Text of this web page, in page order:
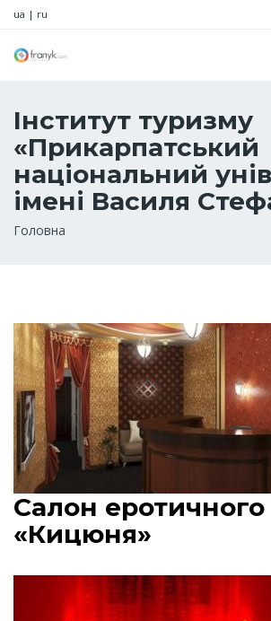
ua | ru
Інститут туризму
«Прикарпатський
національний
імені Василя
Рядок
Головна
Салон
«Кицюня»